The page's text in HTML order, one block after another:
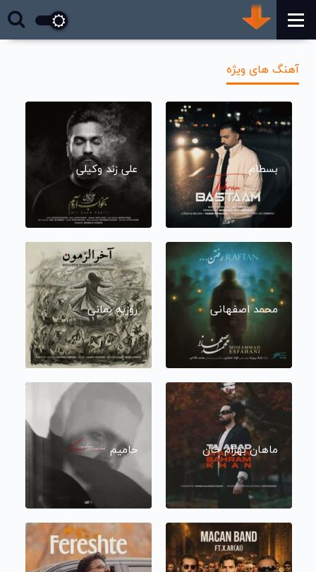
آهنگ های ویژه
بسطام علی زند وکیلی
محمد اصفهانی روزبه بمانی
ماهان بهرام خان حامیم